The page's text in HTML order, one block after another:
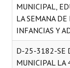
MUNICIPAL,
LA SEMANA DE
INFANCIAS Y
D-25-3182-SE
MUNICIPAL LA